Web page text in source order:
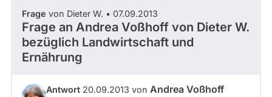
Spenden
oder
Mandaten
können
über
befragt
Frage von Dieter W. • 07.09.2013
Frage an Andrea Voßhoff von Dieter W.
bezüglich Landwirtschaft und
Ernährung
Antwort 20.09.2013 von Andrea Voßhoff